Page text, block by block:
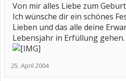
Von mir alles Liebe zum
Ich wünsche dir ein schönes
Lieben und das alle deine
Lebensjahr in Erfüllung gehen.
25. April 2004